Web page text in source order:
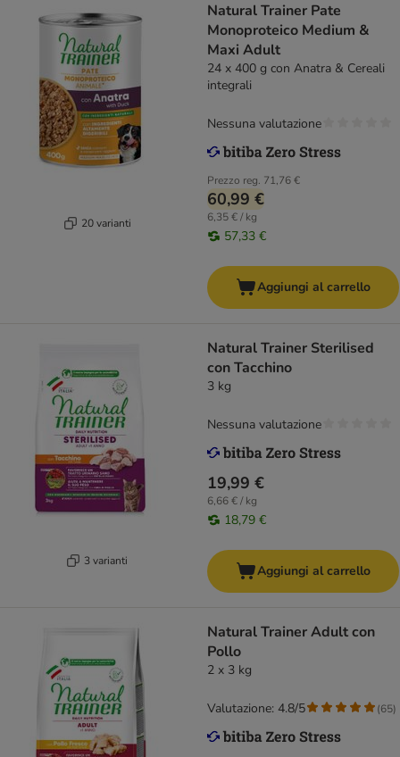
20 varianti
Natural Trainer Pate
Monoproteico Medium &
Maxi Adult
24 x 400 g con Anatra & Cereali
integrali
Prezzo reg. 71,76 €
60,99 €
6,35 € / kg
57,33 €
Nessuna valutazione
Aggiungi al carrello
3 varianti
Natural Trainer Sterilised
con Tacchino
3 kg
19,99 €
6,66 € / kg
18,79 €
Nessuna valutazione
Aggiungi al carrello
Natural Trainer Adult con
Pollo
2 x 3 kg
Valutazione: 4.8/5 (65)